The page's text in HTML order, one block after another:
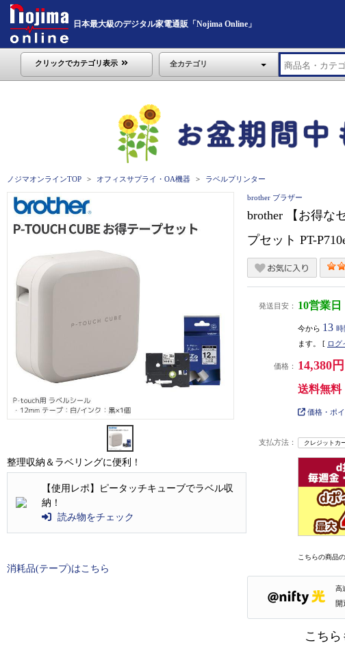
日本最大級のデジタル家電通販「Nojima Online」
クリックでカテゴリ表示 全カテゴリ
ノジマオンラインTOP オフィスサプライ・OA機器 ラベルプリンター
整理収納＆ラベリングに便利！
【使用レポ】ピータッチキューブでラベル収
納！
読み物をチェック
消耗品(テープ)はこちら
brother ブラザー
brother 【お得な
プセット PT-
発送目安： 10営業日
今から 13 時
ます。 [ ログ
価格： 14,380円
送料無料
価格・ポ
支払方法： クレジットカ
こちらの商品
高
開
こち